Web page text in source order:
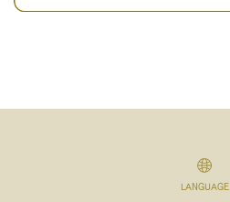
LANGUAGE